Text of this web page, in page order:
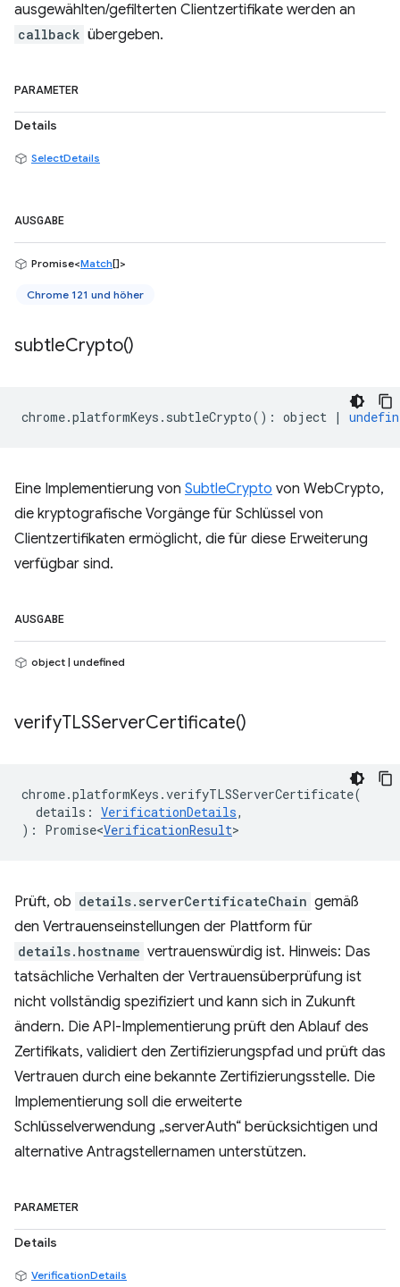
ausgewählten/gefilterten Clientzertifikate werden an
callback übergeben.
PARAMETER
Details
SelectDetails
AUSGABE
Promise<Match[]>
Chrome 121 und höher
subtleCrypto()
chrome.platformKeys . subtleCrypto() : object |
Eine Implementierung von SubtleCrypto von WebCrypto,
die kryptografische Vorgänge für Schlüssel von
Clientzertifikaten ermöglicht, die für diese Erweiterung
verfügbar sind.
AUSGABE
object | undefined
verifyTLSServerCertificate()
chrome.platformKeys .verifyTLSServerCertificate(
details : VerificationDetails,
) : Promise<VerificationResult>
Prüft, ob details.serverCertificateChain gemäß
den Vertrauenseinstellungen der Plattform für
details.hostname vertrauenswürdig ist. Hinweis: Das
tatsächliche Verhalten der Vertrauensüberprüfung ist
nicht vollständig spezifiziert und kann sich in Zukunft
ändern. Die API-Implementierung prüft den Ablauf des
Zertifikats, validiert den Zertifizierungspfad und prüft das
Vertrauen durch eine bekannte Zertifizierungsstelle. Die
Implementierung soll die erweiterte
Schlüsselverwendung „serverAuth“ berücksichtigen und
alternative Antragstellernamen unterstützen.
PARAMETER
Details
VerificationDetails